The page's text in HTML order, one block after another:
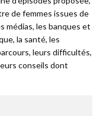
de femmes issues de
médias, les banques et
la santé, les
leurs difficultés,
conseils dont